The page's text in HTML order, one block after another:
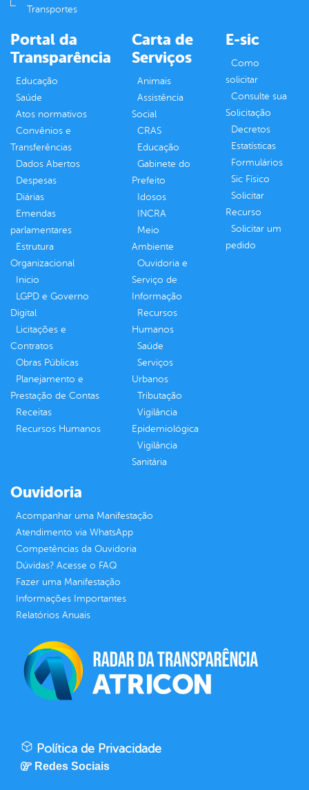
Transportes
Portal da
Transparência
Educação
Saúde
Atos normativos
Convênios e
Transferências
Dados Abertos
Despesas
Diárias
Emendas
parlamentares
Estrutura
Organizacional
Inicio
LGPD e Governo
Digital
Licitações e
Contratos
Obras Públicas
Planejamento e
Prestação de Contas
Receitas
Recursos Humanos
Carta de
Serviços
Animais
Assistência
Social
CRAS
Educação
Gabinete do
Prefeito
Idosos
INCRA
Meio
Ambiente
Ouvidoria e
Serviço de
Informação
Recursos
Humanos
Saúde
Serviços
Urbanos
Tributação
Vigilância
Epidemiológica
Vigilância
Sanitária
E-sic
Como
solicitar
Consulte sua
Solicitação
Decretos
Estatísticas
Formulários
Sic Físico
Solicitar
Recurso
Solicitar um
pedido
Ouvidoria
Acompanhar uma Manifestação
Atendimento via WhatsApp
Competências da Ouvidoria
Dúvidas? Acesse o FAQ
Fazer uma Manifestação
Informações Importantes
Relatórios Anuais
Política de Privacidade
Redes Sociais